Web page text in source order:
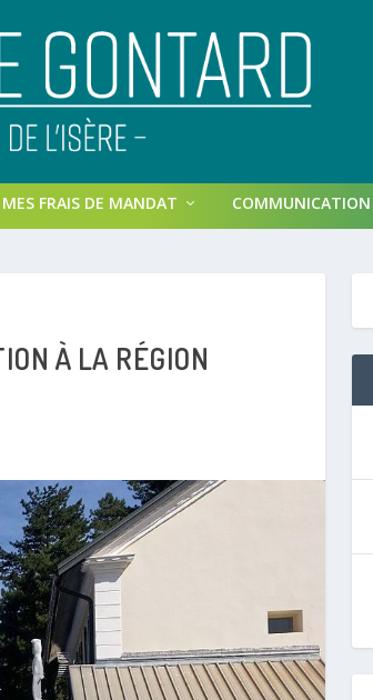
MES FRAIS DE MANDAT COMMUNICATION
À LA RÉGION